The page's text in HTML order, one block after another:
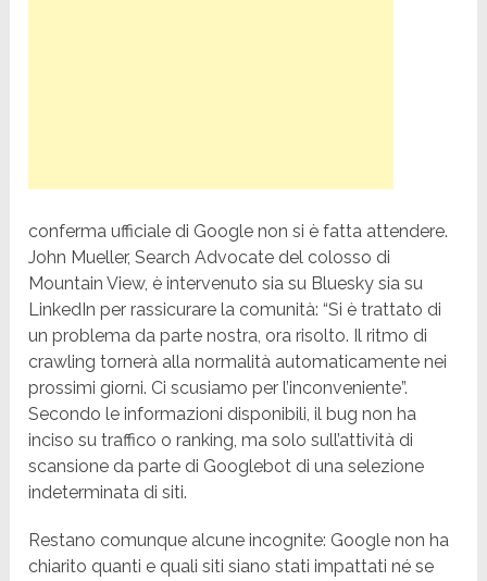
conferma ufficiale di Google non si è fatta attendere.
John Mueller, Search Advocate del colosso di
Mountain View, è intervenuto sia su Bluesky sia su
LinkedIn per rassicurare la comunità: “Si è trattato di
un problema da parte nostra, ora risolto. Il ritmo di
crawling tornerà alla normalità automaticamente nei
prossimi giorni. Ci scusiamo per l’inconveniente”.
Secondo le informazioni disponibili, il bug non ha
inciso su traffico o ranking, ma solo sull’attività di
scansione da parte di Googlebot di una selezione
indeterminata di siti.
Restano comunque alcune incognite: Google non ha
chiarito quanti e quali siti siano stati impattati né se